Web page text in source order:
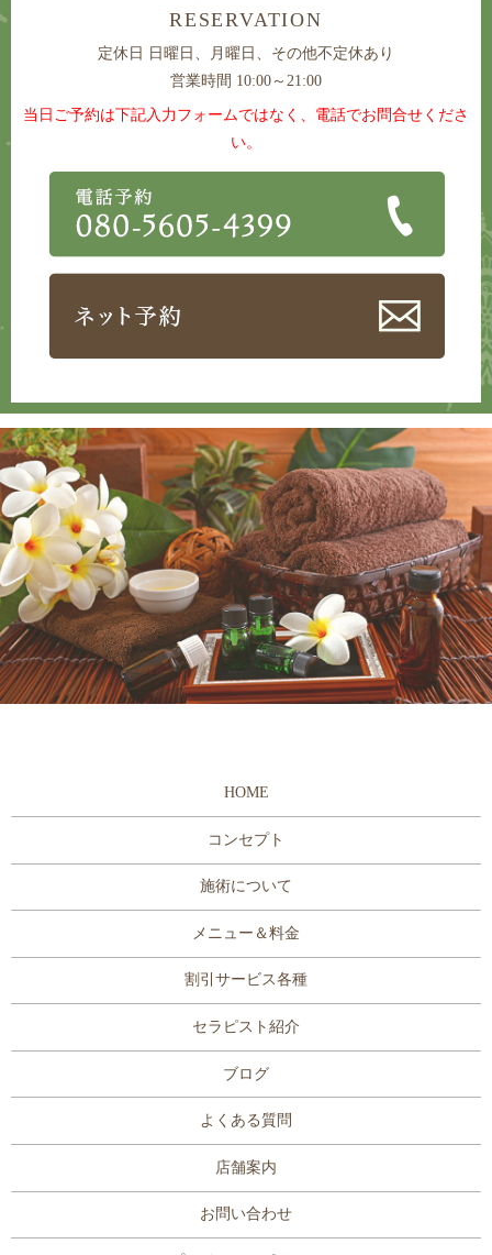
RESERVATION
定休日
日曜日、月曜日、その他不定休あり
営業時間 10:00～21:00
当日ご予約は下記入力フォームではなく、電話でお問合せくださ
い。
HOME
コンセプト
施術について
メニュー＆料金
割引サービス各種
セラピスト紹介
ブログ
よくある質問
店舗案内
お問い合わせ